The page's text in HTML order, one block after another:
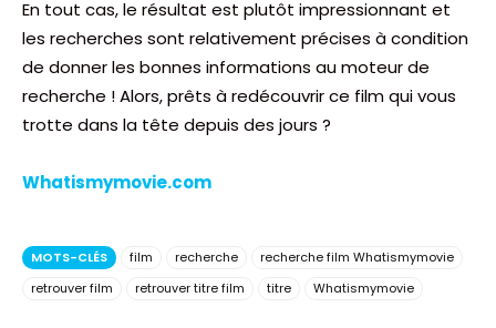
En tout cas, le résultat est plutôt impressionnant et
les recherches sont relativement précises à condition
de donner les bonnes informations au moteur de
recherche ! Alors, prêts à redécouvrir ce film qui vous
trotte dans la tête depuis des jours ?
Whatismymovie.com
MOTS-CLÉS film recherche
recherche film Whatismymovie
retrouver film
retrouver titre film titre Whatismymovie